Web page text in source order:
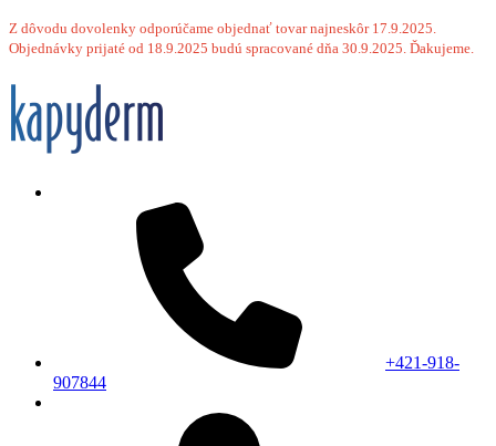
Z dôvodu dovolenky odporúčame objednať tovar najneskôr 17.9.2025.
Objednávky prijaté od 18.9.2025 budú spracované dňa 30.9.2025. Ďakujeme.
+421-918-
907844